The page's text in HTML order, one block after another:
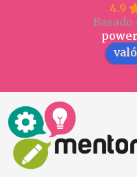
4.9
Basado